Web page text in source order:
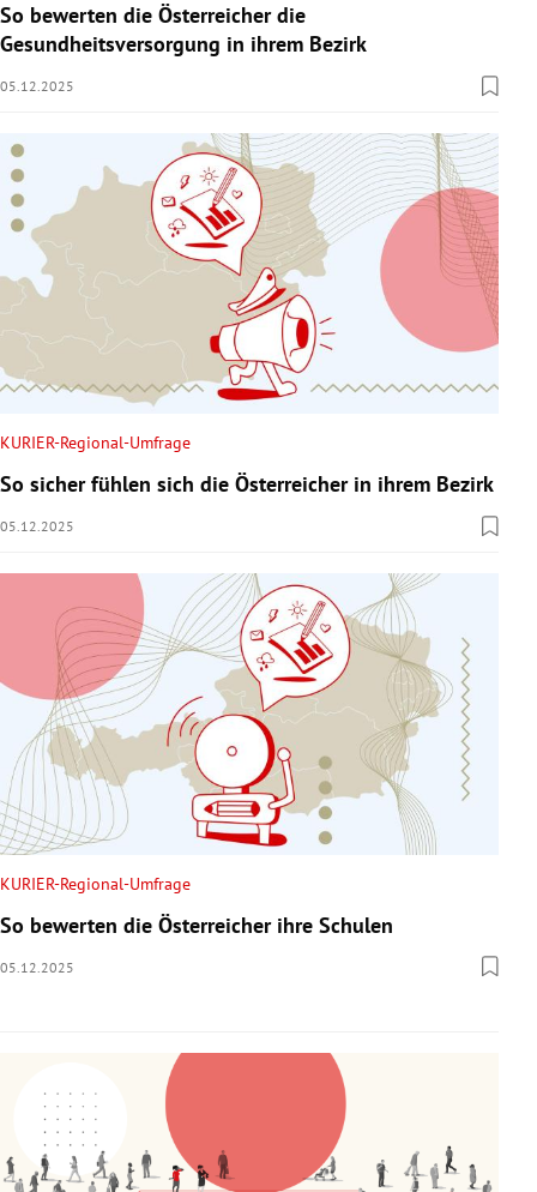
So bewerten die Österreicher die
Gesundheitsversorgung in ihrem Bezirk
05.12.2025
KURIER-Regional-Umfrage
So sicher fühlen sich die Österreicher in ihrem Bezirk
05.12.2025
KURIER-Regional-Umfrage
So bewerten die Österreicher ihre Schulen
05.12.2025